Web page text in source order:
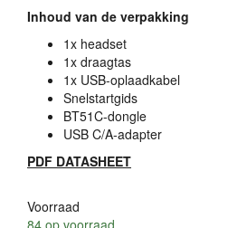
Inhoud van de verpakking
1x headset
1x draagtas
1x USB-oplaadkabel
Snelstartgids
BT51C-dongle
USB C/A-adapter
PDF DATASHEET
Voorraad
84 op voorraad